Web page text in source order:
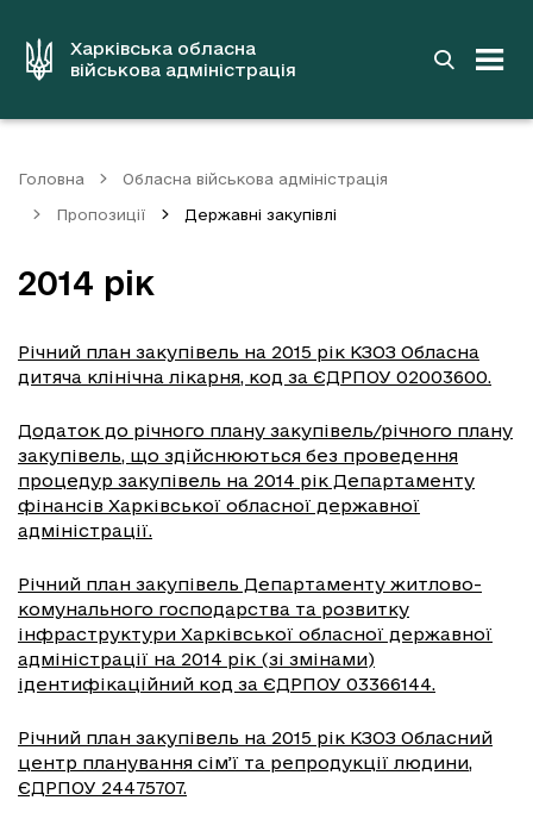
вмістуХарківська обласна
військова адміністрація
Головна Обласна військова адміністрація
Пропозиції Державні закупівлі
2014 рік
Річний план закупівель на 2015 рік КЗОЗ Обласна
дитяча клінічна лікарня, код за ЄДРПОУ 02003600.
Додаток до річного плану закупівель/річного плану
закупівель, що здійснюються без проведення
процедур закупівель на 2014 рік Департаменту
фінансів Харківської обласної державної
адміністрації.
Річний план закупівель Департаменту житлово-
комунального господарства та розвитку
інфраструктури Харківської обласної державної
адміністрації на 2014 рік (зі змінами)
ідентифікаційний код за ЄДРПОУ 03366144.
Річний план закупівель на 2015 рік КЗОЗ Обласний
центр планування сім’ї та репродукції людини,
ЄДРПОУ 24475707.